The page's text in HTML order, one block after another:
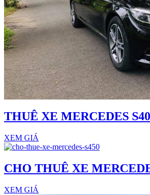
THUÊ XE MERCEDES
XEM GIÁ
CHO THUÊ XE
XEM GIÁ